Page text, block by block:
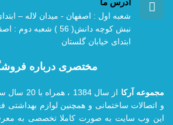
شعبه اول : اصفهان - میدان لاله –
نبش کوچه دانش( 56 )
ابتدای خیابان گلستان
مختصری درباره
مجموعه آرکا از سال 1384 ، همراه با 20
سال
و اتصالات ساختمانی و همچنین لوازم بهداشتی
این وب سایت به صورت کاملا تخصصی به